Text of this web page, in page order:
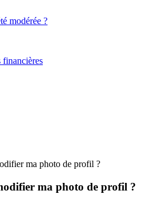
modérée ?
financières
ma photo de profil ?
ma photo de profil ?